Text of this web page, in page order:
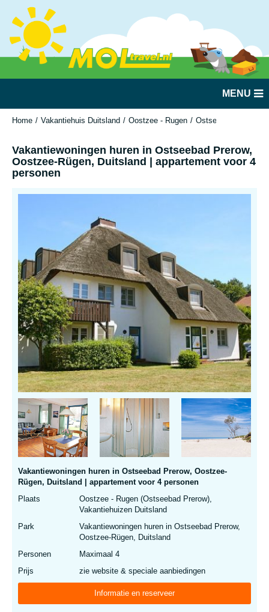
MENU
Home Vakantiehuis Duitsland Oostzee - Rugen Ostseebad Prerow
Vakantiewoningen huren in Ostseebad Prerow,
Oostzee-Rügen, Duitsland | appartement voor 4
personen
Vakantiewoningen huren in Ostseebad Prerow, Oostzee-
Rügen, Duitsland | appartement voor 4 personen
Plaats
Oostzee - Rugen (Ostseebad Prerow),
Vakantiehuizen Duitsland
Park
Vakantiewoningen huren in Ostseebad Prerow,
Oostzee-Rügen, Duitsland
Personen
Maximaal 4
Prijs
zie website & speciale aanbiedingen
Informatie en reserveer